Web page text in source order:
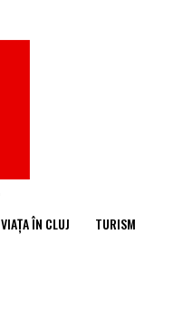
VIAȚA ÎN CLUJ TURISM